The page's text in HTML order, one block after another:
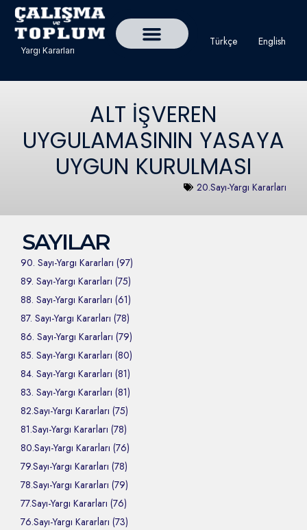
Türkçe English
Yargı Kararları
ALT İŞVEREN
UYGULAMASININ YASAYA
UYGUN KURULMASI
20.Sayı-Yargı Kararları
SAYILAR
90. Sayı-Yargı Kararları (97)
89. Sayı-Yargı Kararları (75)
88. Sayı-Yargı Kararları (61)
87. Sayı-Yargı Kararları (78)
86. Sayı-Yargı Kararları (79)
85. Sayı-Yargı Kararları (80)
84. Sayı-Yargı Kararları (81)
83. Sayı-Yargı Kararları (81)
82.Sayı-Yargı Kararları (75)
81.Sayı-Yargı Kararları (78)
80.Sayı-Yargı Kararları (76)
79.Sayı-Yargı Kararları (78)
78.Sayı-Yargı Kararları (79)
77.Sayı-Yargı Kararları (76)
76.Sayı-Yargı Kararları (73)